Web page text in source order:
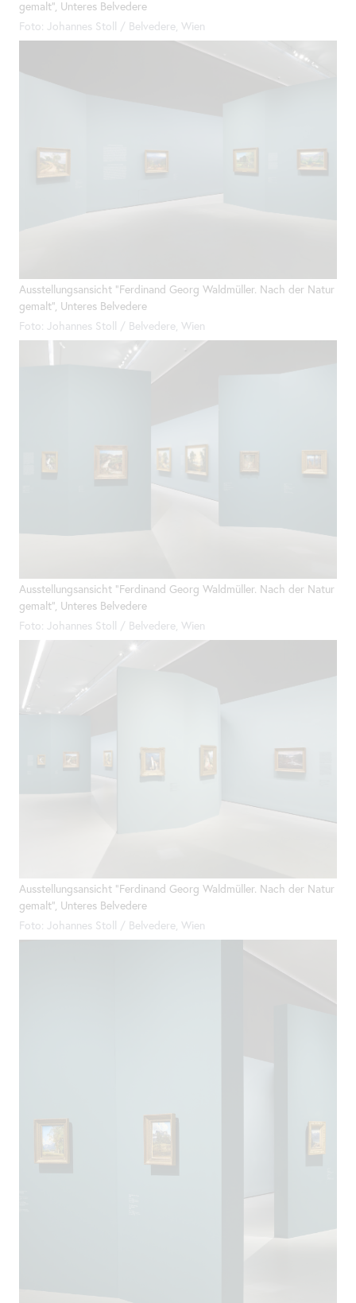
gemalt", Unteres Belvedere
Foto: Johannes Stoll / Belvedere, Wien
Ausstellungsansicht "Ferdinand Georg Waldmüller. Nach der Natur
gemalt", Unteres Belvedere
Foto: Johannes Stoll / Belvedere, Wien
Ausstellungsansicht "Ferdinand Georg Waldmüller. Nach der Natur
gemalt", Unteres Belvedere
Foto: Johannes Stoll / Belvedere, Wien
Ausstellungsansicht "Ferdinand Georg Waldmüller. Nach der Natur
gemalt", Unteres Belvedere
Foto: Johannes Stoll / Belvedere, Wien